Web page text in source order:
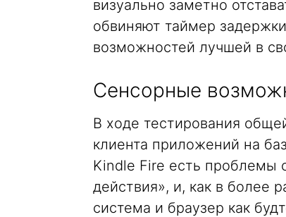
визуально заметно
обвиняют таймер
возможностей лучшей в
Сенсорные
В ходе тестирования
клиента приложений на
Kindle Fire есть проблемы
действия», и, как в более
система и браузер как